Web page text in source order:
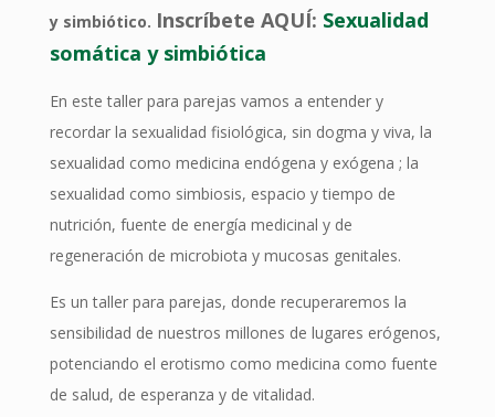
y simbiótico. Inscríbete AQUÍ: Sexualidad
somática y simbiótica
En este taller para parejas vamos a entender y
recordar la sexualidad fisiológica, sin dogma y viva, la
sexualidad como medicina endógena y exógena ; la
sexualidad como simbiosis, espacio y tiempo de
nutrición, fuente de energía medicinal y de
regeneración de microbiota y mucosas genitales.
Es un taller para parejas, donde recuperaremos la
sensibilidad de nuestros millones de lugares erógenos,
potenciando el erotismo como medicina como fuente
de salud, de esperanza y de vitalidad.